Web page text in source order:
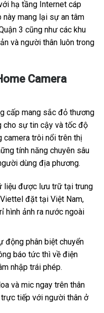
hạ tầng Internet cáp
này mang lại sự an tâm
3 cũng như các khu
và người thân luôn trong
Camera
cấp mang sắc đỏ thương
cho sự tin cậy và tốc độ
camera trôi nổi trên thị
tính năng chuyên sâu
dùng địa phương.
liệu được lưu trữ tại trung
đặt tại Việt Nam,
hình ảnh ra nước ngoài
động phân biệt chuyển
báo tức thì về điện
nhập trái phép.
và mic ngay trên thân
tiếp với người thân ở